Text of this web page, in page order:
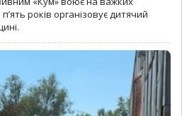
років організовує дитячий